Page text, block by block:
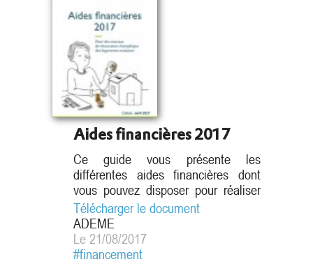
Aides financières 2017
Ce guide vous présente les
différentes aides financières dont
vous pouvez disposer pour réaliser
des travaux de rénovation
énergétique dans votre logement
(isolation de la toiture, des murs,
remplacement des fenêtres,
Télécharger le document
ADEME
Le 21/08/2017
#financement